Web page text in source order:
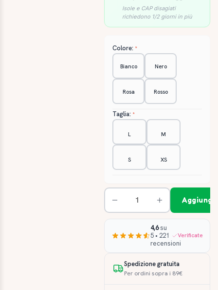
Isole e CAP disagiati
richiedono 1/2 giorni in più
Colore:
Bianco Nero
Rosa Rosso
Taglia:
L M
S XS
4,6su
5 • 221
recensioni
Verificate
Spedizione gratuita
Per ordini sopra i 89€